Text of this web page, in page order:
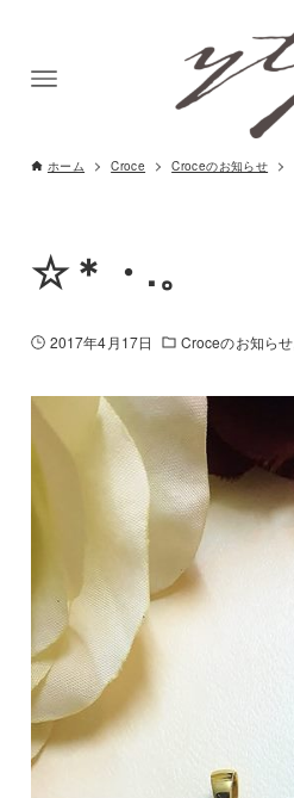
ホーム Croce Croceのお知らせ
☆＊・.。
2017年4月17日 Croceのお知らせ